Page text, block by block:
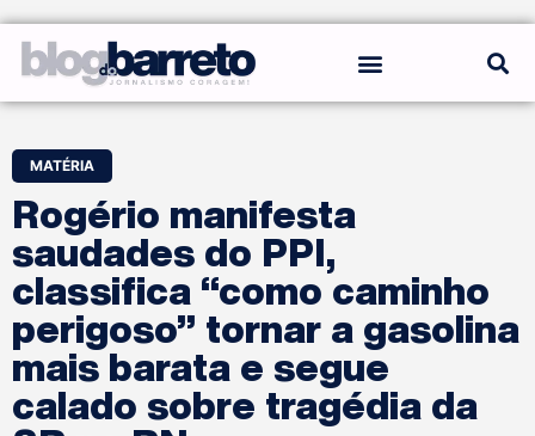
MATÉRIA
Rogério manifesta
saudades do PPI,
classifica “como caminho
perigoso” tornar a gasolina
mais barata e segue
calado sobre tragédia da